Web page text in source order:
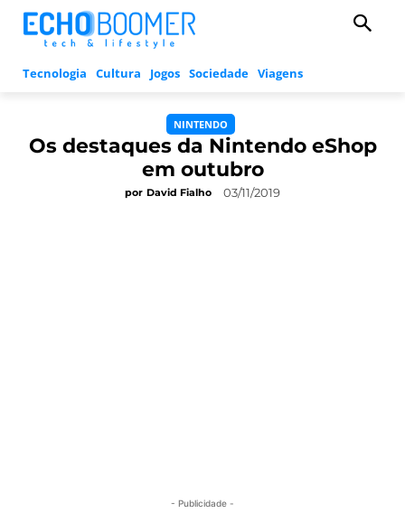
Tecnologia Cultura Jogos Sociedade Viagens
NINTENDO
Os destaques da Nintendo eShop
em outubro
por David Fialho 03/11/2019
- Publicidade -